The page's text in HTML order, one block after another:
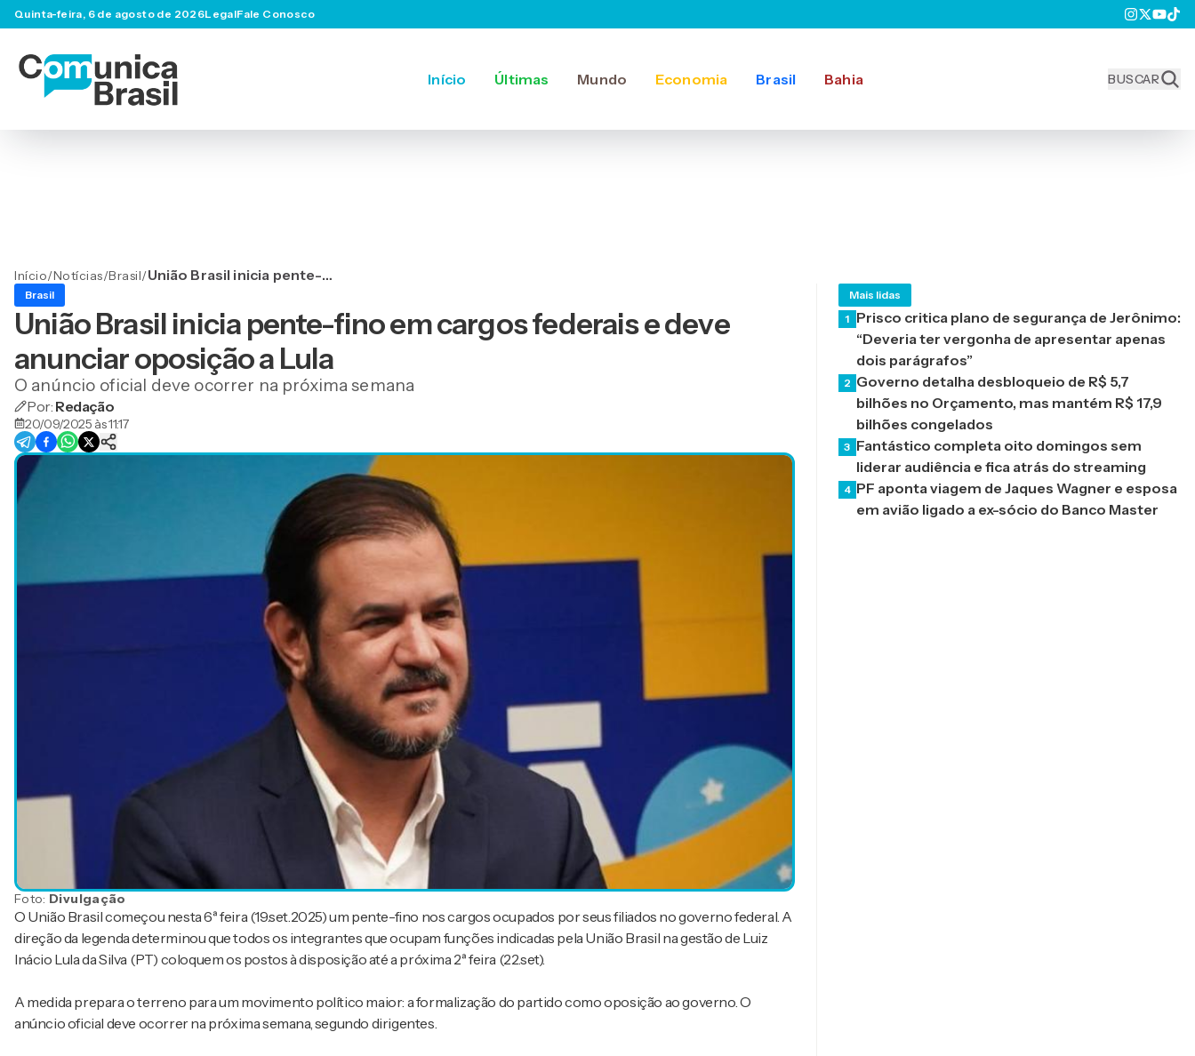
Quinta-feira, 6 de agosto de 2026LegalFale Conosco
Início Últimas Mundo Economia Brasil Bahia BUSCAR
Início/Notícias/Brasil/União Brasil inicia pente-
deve anunciar oposição a
Lula
Brasil
União Brasil inicia pente-fino em cargos federais e deve
anunciar oposição a Lula
O anúncio oficial deve ocorrer na próxima semana
Por: Redação
20/09/2025 às 11:17
Foto: Divulgação
O União Brasil começou nesta 6ª feira (19.set.2025) um pente-fino nos cargos ocupados por seus filiados no governo federal. A
direção da legenda determinou que todos os integrantes que ocupam funções indicadas pela União Brasil na gestão de Luiz
Inácio Lula da Silva (PT) coloquem os postos à disposição até a próxima 2ª feira (22.set).
A medida prepara o terreno para um movimento político maior: a formalização do partido como oposição ao governo. O
anúncio oficial deve ocorrer na próxima semana, segundo dirigentes.
Mais lidas
1 Prisco critica plano de segurança de Jerônimo:
“Deveria ter vergonha de apresentar apenas
dois parágrafos”
2 Governo detalha desbloqueio de R$ 5,7
bilhões no Orçamento, mas mantém R$ 17,9
bilhões congelados
3 Fantástico completa oito domingos sem
liderar audiência e fica atrás do streaming
4 PF aponta viagem de Jaques Wagner e esposa
em avião ligado a ex-sócio do Banco Master